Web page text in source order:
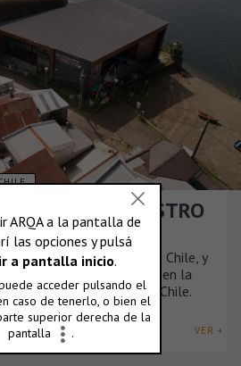
de Creación | CASTRO
centros a lo largo de Chile, y
acerca del ubicado en la
Chiloé, en la zona sur de Chile.
VER +